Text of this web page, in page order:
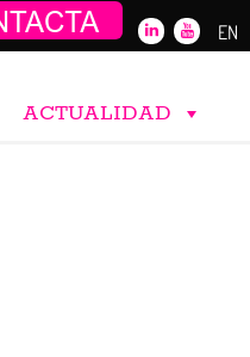
EN
ACTUALIDAD